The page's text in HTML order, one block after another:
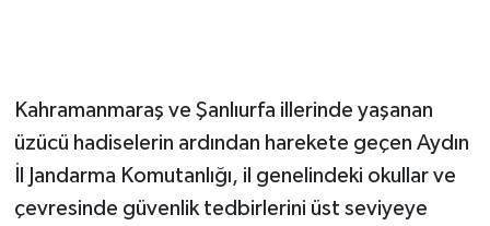
Kahramanmaraş ve Şanlıurfa illerinde yaşanan
üzücü hadiselerin ardından harekete geçen Aydın
İl Jandarma Komutanlığı, il genelindeki okullar ve
çevresinde güvenlik tedbirlerini üst seviyeye